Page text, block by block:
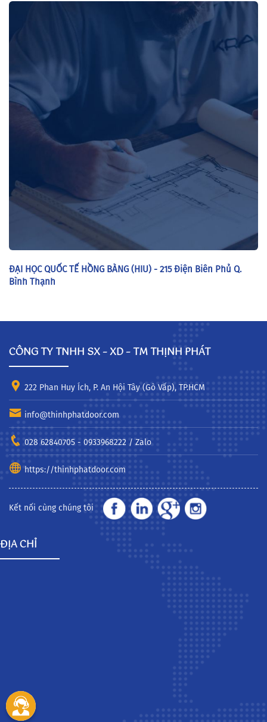
ĐẠI HỌC QUỐC TẾ HỒNG BÀNG (HIU) - 215 Điện Biên Phủ Q.
Bình Thạnh
CÔNG TY TNHH SX – XD – TM THỊNH PHÁT
222 Phan Huy Ích, P. An Hội Tây (Gò Vấp), TP.HCM
info@thinhphatdoor.com
028 62840705 - 0933968222 / Zalo
https://thinhphatdoor.com
Kết nối cùng chúng tôi
ĐỊA CHỈ